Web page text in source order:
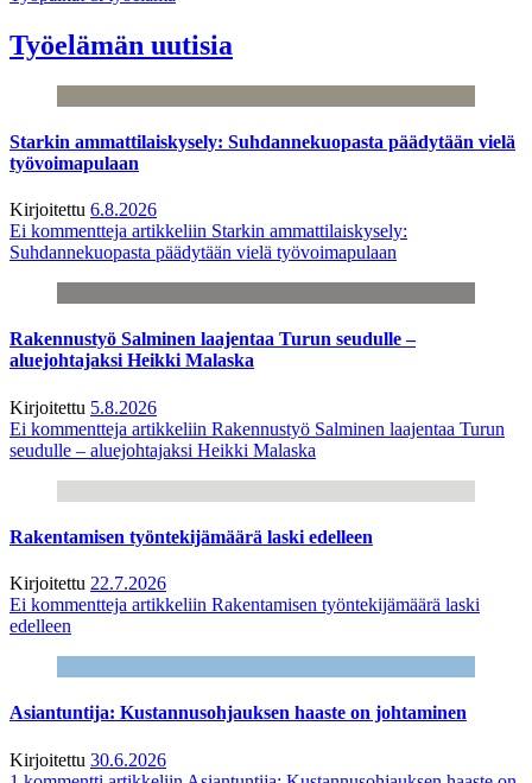
Työelämän uutisia
Starkin ammattilaiskysely: Suhdannekuopasta päädytään vielä
työvoimapulaan
Kirjoitettu 6.8.2026
Ei kommentteja artikkeliin Starkin ammattilaiskysely:
Suhdannekuopasta päädytään vielä työvoimapulaan
Rakennustyö Salminen laajentaa Turun seudulle –
aluejohtajaksi Heikki Malaska
Kirjoitettu 5.8.2026
Ei kommentteja artikkeliin Rakennustyö Salminen laajentaa Turun
seudulle – aluejohtajaksi Heikki Malaska
Rakentamisen työntekijämäärä laski edelleen
Kirjoitettu 22.7.2026
Ei kommentteja artikkeliin Rakentamisen työntekijämäärä laski
edelleen
Asiantuntija: Kustannusohjauksen haaste on johtaminen
Kirjoitettu 30.6.2026